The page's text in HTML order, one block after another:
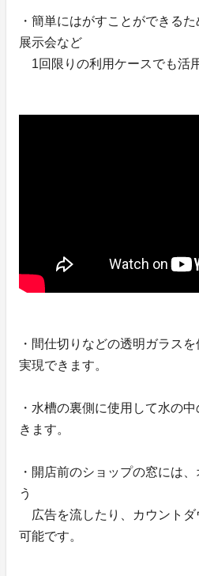
・簡単にはがすことができる
展示会など
1回限りの利用ケースでも活
・間仕切りなどの透明ガラス
実現できます。
・水槽の裏側に使用して水の
きます。
・開店前のショップの窓には
う
広告を流したり、カウントダ
可能です。